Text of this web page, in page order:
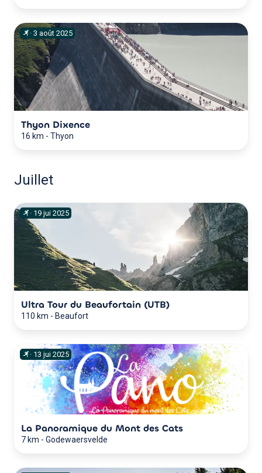
· 3 août 2025
Thyon Dixence
16 km - Thyon
Juillet
· 19 jui 2025
Ultra Tour du Beaufortain (UTB)
110 km - Beaufort
· 13 jui 2025
La Panoramique du Mont des Cats
7 km - Godewaersvelde